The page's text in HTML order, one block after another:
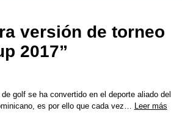
versión de torneo
2017”
golf se ha convertido en el deporte aliado del
es por ello que cada vez… Leer más